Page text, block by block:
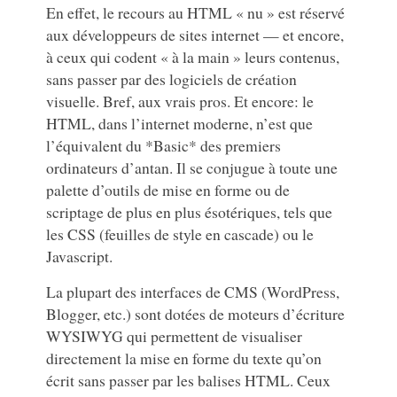
En effet, le recours au HTML « nu » est réservé
aux développeurs de sites internet — et encore,
à ceux qui codent « à la main » leurs contenus,
sans passer par des logiciels de création
visuelle. Bref, aux vrais pros. Et encore: le
HTML, dans l’internet moderne, n’est que
l’équivalent du *Basic* des premiers
ordinateurs d’antan. Il se conjugue à toute une
palette d’outils de mise en forme ou de
scriptage de plus en plus ésotériques, tels que
les CSS (feuilles de style en cascade) ou le
Javascript.
La plupart des interfaces de CMS (WordPress,
Blogger, etc.) sont dotées de moteurs d’écriture
WYSIWYG qui permettent de visualiser
directement la mise en forme du texte qu’on
écrit sans passer par les balises HTML. Ceux